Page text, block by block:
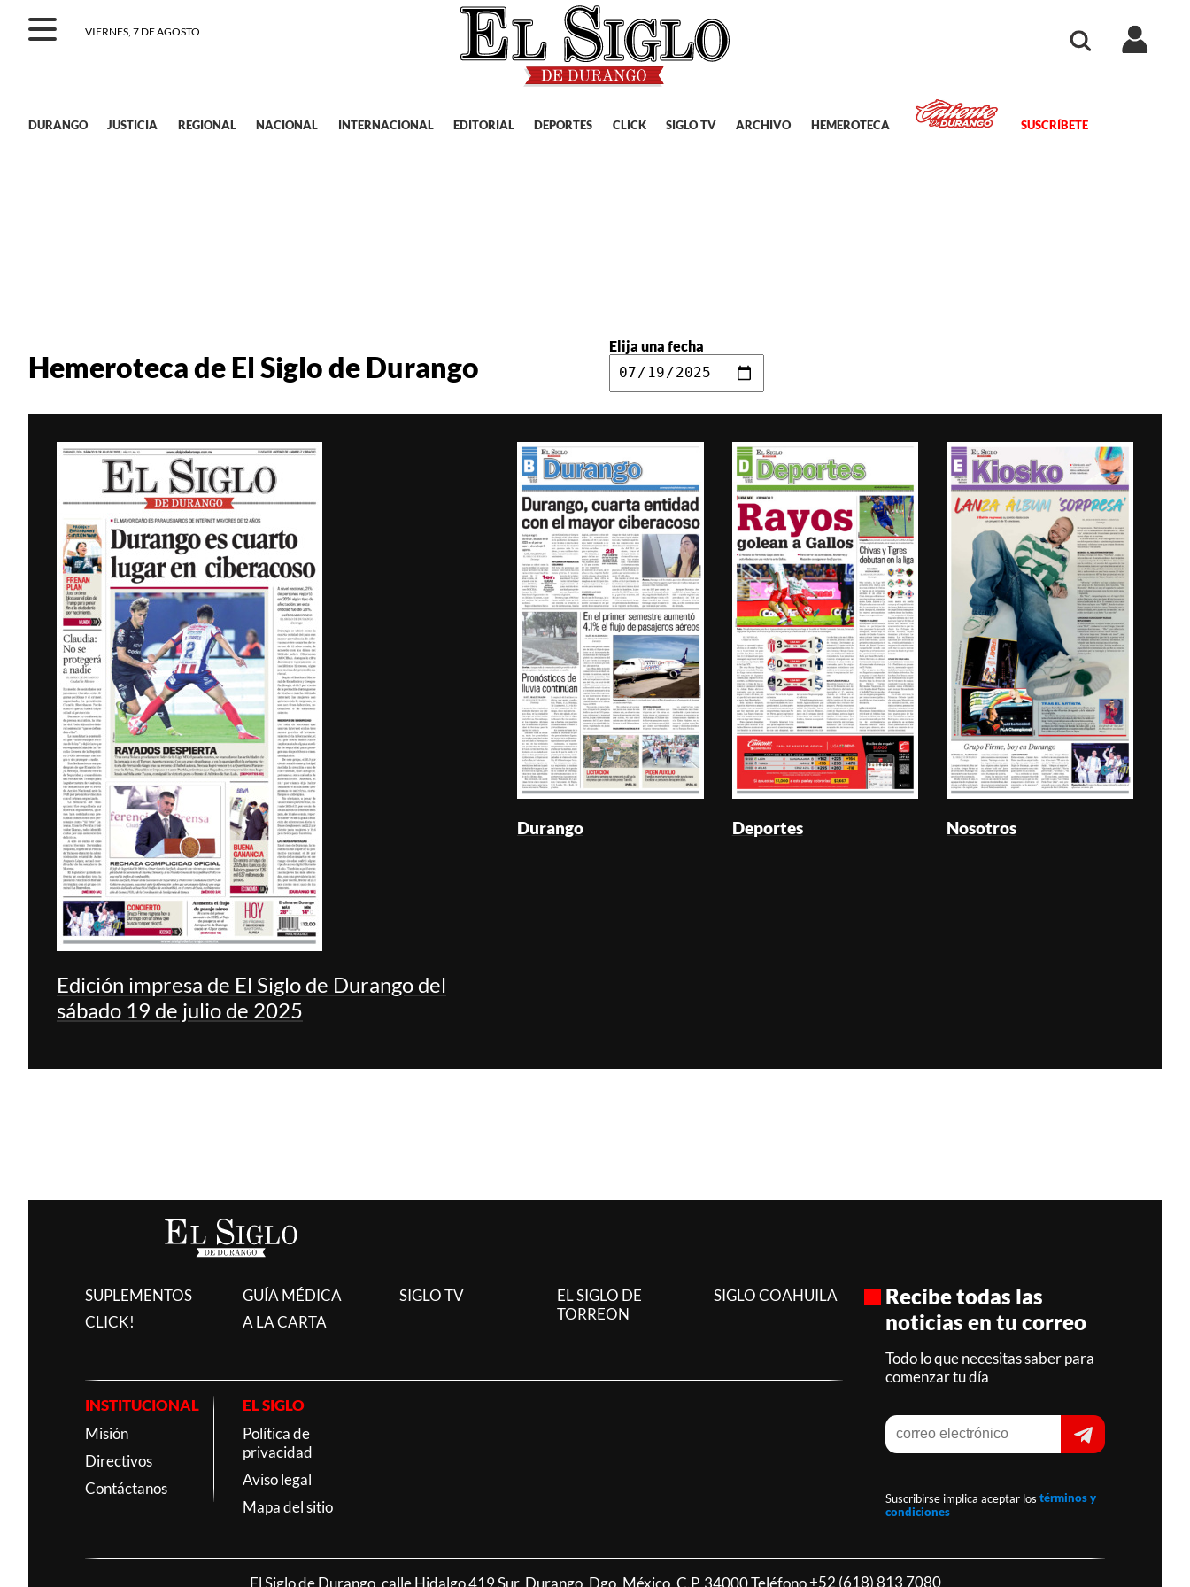
VIERNES, 7 DE AGOSTO
DURANGO JUSTICIA REGIONAL NACIONAL INTERNACIONAL EDITORIAL DEPORTES CLICK SIGLO TV ARCHIVO HEMEROTECA SUSCRÍBETE
Hemeroteca de El Siglo de Durango
Elija una fecha
Edición impresa de El Siglo de Durango del
sábado 19 de julio de 2025
Durango Deportes Nosotros
SUPLEMENTOS
CLICK!
GUÍA MÉDICA
A LA CARTA
SIGLO TV
EL SIGLO DE
TORREON
SIGLO COAHUILA
INSTITUCIONAL
Misión
Directivos
Contáctanos
EL SIGLO
Política de
privacidad
Aviso legal
Mapa del sitio
Recibe todas las
noticias en tu correo
Todo lo que necesitas saber para
comenzar tu día
Suscribirse implica aceptar los términos y
condiciones
El Siglo de Durango, calle Hidalgo 419 Sur, Durango, Dgo. México, C.P. 34000 Teléfono+52 (618) 813 7080